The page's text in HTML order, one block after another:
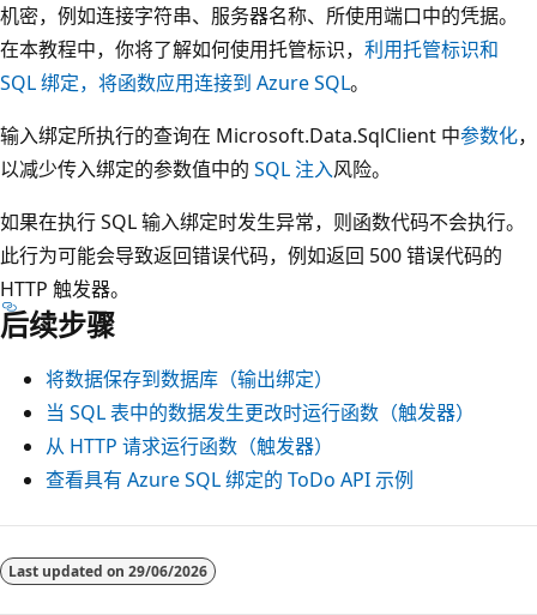
机密，例如连接字符串、服务器名称、所使用端口中的凭据。
在本教程中，你将了解如何使用托管标识， 利用托管标识和
SQL 绑定，将函数应用连接到 Azure SQL。
输入绑定所执行的查询在 Microsoft.Data.SqlClient 中参数化，
以减少传入绑定的参数值中的 SQL 注入风险。
如果在执行 SQL 输入绑定时发生异常，则函数代码不会执行。
此行为可能会导致返回错误代码，例如返回 500 错误代码的
HTTP 触发器。
后续步骤
将数据保存到数据库（输出绑定）
当 SQL 表中的数据发生更改时运行函数（触发器）
从 HTTP 请求运行函数（触发器）
查看具有 Azure SQL 绑定的 ToDo API 示例
Last updated on 29/06/2026